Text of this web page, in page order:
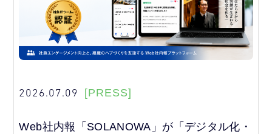
2026.07.09 [PRESS]
Web社内報「SOLANOWA」が「デジタル化・